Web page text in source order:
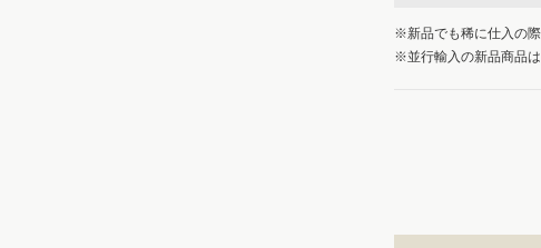
※新品でも稀に仕入の際
※並行輸入の新品商品は